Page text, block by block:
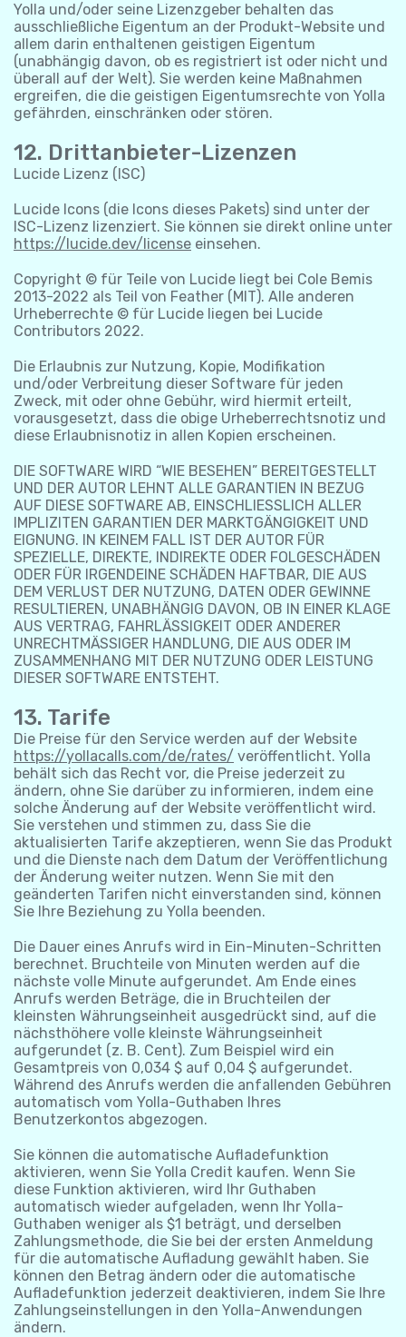
Yolla und/oder seine Lizenzgeber behalten das
ausschließliche Eigentum an der Produkt-Website und
allem darin enthaltenen geistigen Eigentum
(unabhängig davon, ob es registriert ist oder nicht und
überall auf der Welt). Sie werden keine Maßnahmen
ergreifen, die die geistigen Eigentumsrechte von Yolla
gefährden, einschränken oder stören.
12. Drittanbieter-Lizenzen
Lucide Lizenz (ISC)
Lucide Icons (die Icons dieses Pakets) sind unter der
ISC-Lizenz lizenziert. Sie können sie direkt online unter
https://lucide.dev/license einsehen.
Copyright © für Teile von Lucide liegt bei Cole Bemis
2013-2022 als Teil von Feather (MIT). Alle anderen
Urheberrechte © für Lucide liegen bei Lucide
Contributors 2022.
Die Erlaubnis zur Nutzung, Kopie, Modifikation
und/oder Verbreitung dieser Software für jeden
Zweck, mit oder ohne Gebühr, wird hiermit erteilt,
vorausgesetzt, dass die obige Urheberrechtsnotiz und
diese Erlaubnisnotiz in allen Kopien erscheinen.
DIE SOFTWARE WIRD “WIE BESEHEN” BEREITGESTELLT
UND DER AUTOR LEHNT ALLE GARANTIEN IN BEZUG
AUF DIESE SOFTWARE AB, EINSCHLIESSLICH ALLER
IMPLIZITEN GARANTIEN DER MARKTGÄNGIGKEIT UND
EIGNUNG. IN KEINEM FALL IST DER AUTOR FÜR
SPEZIELLE, DIREKTE, INDIREKTE ODER FOLGESCHÄDEN
ODER FÜR IRGENDEINE SCHÄDEN HAFTBAR, DIE AUS
DEM VERLUST DER NUTZUNG, DATEN ODER GEWINNE
RESULTIEREN, UNABHÄNGIG DAVON, OB IN EINER KLAGE
AUS VERTRAG, FAHRLÄSSIGKEIT ODER ANDERER
UNRECHTMÄSSIGER HANDLUNG, DIE AUS ODER IM
ZUSAMMENHANG MIT DER NUTZUNG ODER LEISTUNG
DIESER SOFTWARE ENTSTEHT.
13. Tarife
Die Preise für den Service werden auf der Website
https://yollacalls.com/de/rates/ veröffentlicht. Yolla
behält sich das Recht vor, die Preise jederzeit zu
ändern, ohne Sie darüber zu informieren, indem eine
solche Änderung auf der Website veröffentlicht wird.
Sie verstehen und stimmen zu, dass Sie die
aktualisierten Tarife akzeptieren, wenn Sie das Produkt
und die Dienste nach dem Datum der Veröffentlichung
der Änderung weiter nutzen. Wenn Sie mit den
geänderten Tarifen nicht einverstanden sind, können
Sie Ihre Beziehung zu Yolla beenden.
Die Dauer eines Anrufs wird in Ein-Minuten-Schritten
berechnet. Bruchteile von Minuten werden auf die
nächste volle Minute aufgerundet. Am Ende eines
Anrufs werden Beträge, die in Bruchteilen der
kleinsten Währungseinheit ausgedrückt sind, auf die
nächsthöhere volle kleinste Währungseinheit
aufgerundet (z. B. Cent). Zum Beispiel wird ein
Gesamtpreis von 0,034 $ auf 0,04 $ aufgerundet.
Während des Anrufs werden die anfallenden Gebühren
automatisch vom Yolla-Guthaben Ihres
Benutzerkontos abgezogen.
Sie können die automatische Aufladefunktion
aktivieren, wenn Sie Yolla Credit kaufen. Wenn Sie
diese Funktion aktivieren, wird Ihr Guthaben
automatisch wieder aufgeladen, wenn Ihr Yolla-
Guthaben weniger als $1 beträgt, und derselben
Zahlungsmethode, die Sie bei der ersten Anmeldung
für die automatische Aufladung gewählt haben. Sie
können den Betrag ändern oder die automatische
Aufladefunktion jederzeit deaktivieren, indem Sie Ihre
Zahlungseinstellungen in den Yolla-Anwendungen
ändern.